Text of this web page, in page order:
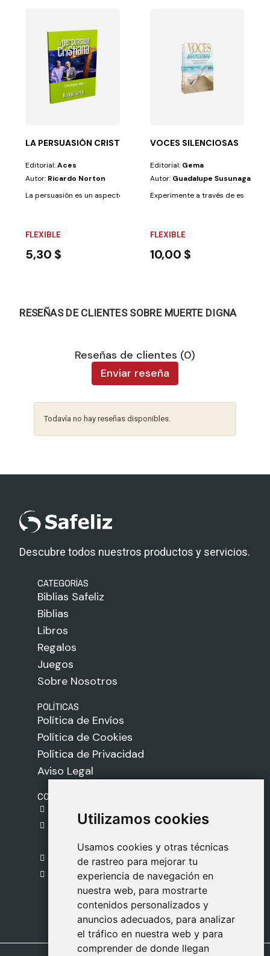
Utilizamos cookies
Usamos cookies y otras técnicas
de rastreo para mejorar tu
experiencia de navegación en
nuestra web, para mostrarte
contenidos personalizados y
anuncios adecuados, para analizar
el tráfico en nuestra web y para
comprender de donde llegan
Utilizamos cookies
Usamos cookies y otras técnicas
de rastreo para mejorar tu
experiencia de navegación en
nuestra web, para mostrarte
contenidos personalizados y
anuncios adecuados, para analizar
el tráfico en nuestra web y para
comprender de donde llegan
este libro presentan sucintamente ideas muy viables...
LA PERSUASIÓN CRISTIANA
Editorial:Aces
Autor: Ricardo Norton
La persuasión es un aspecto importante de la evangelización, a
FLEXIBLE
5,30 $
VOCES SILENCIOSAS
Editorial: Gema
Autor: Guadalupe Susunaga
Experimente a través de esta
FLEXIBLE
10,00 $
RESEÑAS DE CLIENTES SOBRE MUERTE DIGNA
Reseñas de clientes (0)
Enviar reseña
Todavía no hay reseñas disponibles.
Descubre todos nuestros productos y servicios.
CATEGORÍAS
Biblias Safeliz
Biblias
Libros
Regalos
Juegos
Sobre Nosotros
POLÍTICAS
Política de Envíos
Política de Cookies
Política de Privacidad
Aviso Legal
CONTACTO
C. del Pradillo, 6, 28770 Colmenar Viejo,
Madrid
918 459 877
Lunes a Viernes
09:00 - 13:00